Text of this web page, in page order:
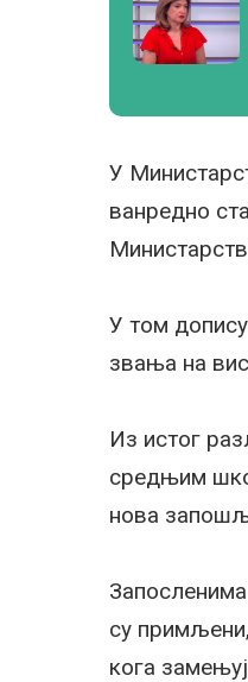
У
ванредно
У том
звања на
Из истог
средњим
нова
су
кога